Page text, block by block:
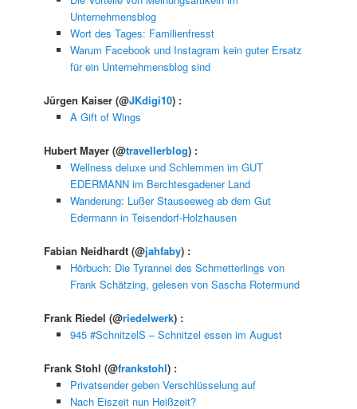
Unternehmensblog
Wort des Tages: Familienfresst
Warum Facebook und Instagram kein guter Ersatz
für ein Unternehmensblog sind
Jürgen Kaiser(@JKdigi10) :
A Gift of Wings
Hubert Mayer(@travellerblog) :
Wellness deluxe und Schlemmen im GUT
EDERMANN im Berchtesgadener Land
Wanderung: Lußer Stauseeweg ab dem Gut
Edermann in Teisendorf-Holzhausen
Fabian Neidhardt(@jahfaby) :
Hörbuch: Die Tyrannei des Schmetterlings von
Frank Schätzing, gelesen von Sascha Rotermund
Frank Riedel(@riedelwerk) :
945 #SchnitzelS – Schnitzel essen im August
Frank Stohl(@frankstohl) :
Privatsender geben Verschlüsselung auf
Nach Eiszeit nun Heißzeit?